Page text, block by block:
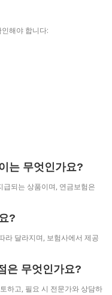
해야 합니다:
는 무엇인가요?
되는 상품이며, 연금보험은
?
라 달라지며, 보험사에서 제공
은 무엇인가요?
하고, 필요 시 전문가와 상담하